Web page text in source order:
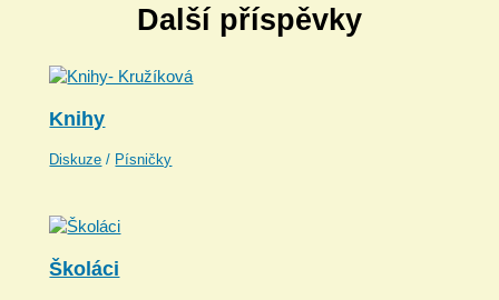
Další příspěvky
Knihy
Diskuze / Písničky
Školáci